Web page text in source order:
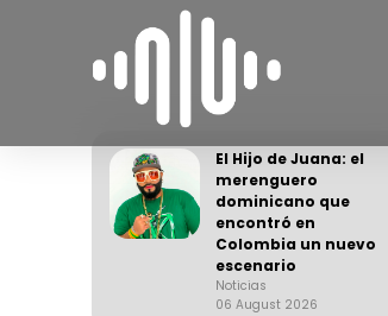
El Hijo de Juana: el
merenguero
dominicano que
encontró en
Colombia un nuevo
escenario
Noticias
06 August 2026